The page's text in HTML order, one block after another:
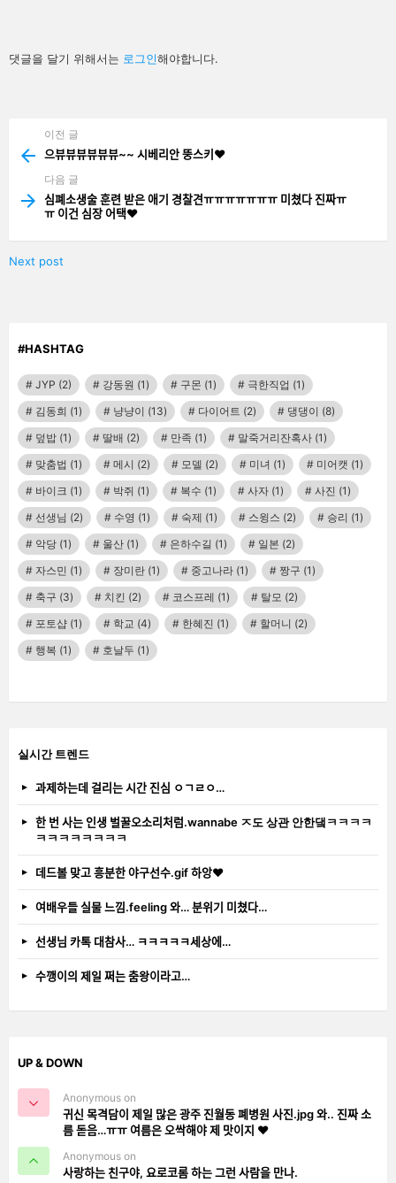
답
글
댓글을 달기 위해서는 로그인해야합니다.
more
이전 글
으뷰뷰뷰뷰뷰뷰~~ 시베리안 뚱스키❤️
다음 글
심폐소생술 훈련 받은 애기 경찰견ㅠㅠㅠㅠㅠㅠㅠ 미쳤다 진짜ㅠ
ㅠ 이건 심장 어택❤️
Next post
#HASHTAG
JYP (2) 강동원 (1) 구몬 (1) 극한직업 (1)
김동희 (1) 냥냥이 (13) 다이어트 (2) 댕댕이 (8)
덮밥 (1) 딸배 (2) 만족 (1) 말죽거리잔혹사 (1)
맞춤법 (1) 메시 (2) 모델 (2) 미녀 (1) 미어캣 (1)
바이크 (1) 박쥐 (1) 복수 (1) 사자 (1) 사진 (1)
선생님 (2) 수영 (1) 숙제 (1) 스윙스 (2) 승리 (1)
악당 (1) 울산 (1) 은하수길 (1) 일본 (2)
자스민 (1) 장미란 (1) 중고나라 (1) 짱구 (1)
축구 (3) 치킨 (2) 코스프레 (1) 탈모 (2)
포토샵 (1) 학교 (4) 한혜진 (1) 할머니 (2)
행복 (1) 호날두 (1)
실시간 트렌드
과제하는데 걸리는 시간 진심 ㅇㄱㄹㅇ…
한 번 사는 인생 벌꿀오소리처럼.wannabe ㅈ도 상관 안한댘ㅋㅋㅋㅋ
ㅋㅋㅋㅋㅋㅋㅋㅋ
데드볼 맞고 흥분한 야구선수.gif 하앙❤️
여배우들 실물 느낌.feeling 와… 분위기 미쳤다…
선생님 카톡 대참사… ㅋㅋㅋㅋㅋ세상에…
수깽이의 제일 쩌는 춤왕이라고…
UP & DOWN
Anonymous on
귀신 목격담이 제일 많은 광주 진월동 폐병원 사진.jpg 와.. 진짜 소
름 돋음…ㅠㅠ 여름은 오싹해야 제 맛이지 ❤️
Anonymous on
사랑하는 친구야, 요로코롬 하는 그런 사람을 만나.